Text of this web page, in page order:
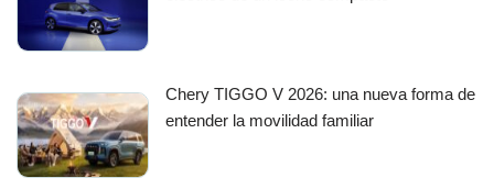
Chery TIGGO V 2026: una nueva forma de
entender la movilidad familiar